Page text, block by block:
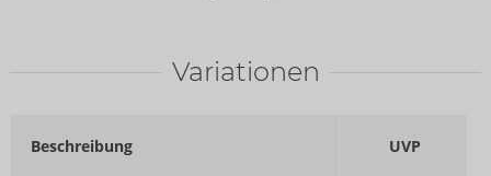
Variationen
Beschreibung UVP